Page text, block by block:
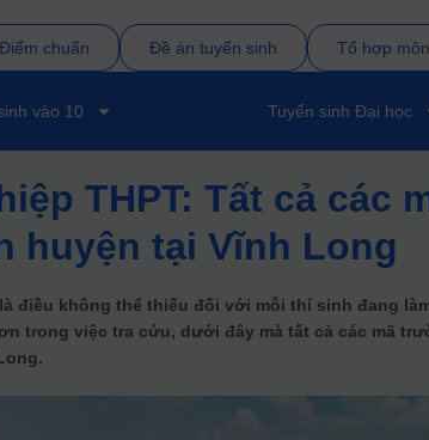
Điểm chuẩn Đề án tuyển sinh Tổ hợp môn
vào 10 Tuyển sinh Đại học
THPT: Tất cả các
huyện tại Vĩnh Long
điều không thể thiếu đối với mỗi thí sinh đang
trong việc tra cứu, dưới đây mà tất cả các mã